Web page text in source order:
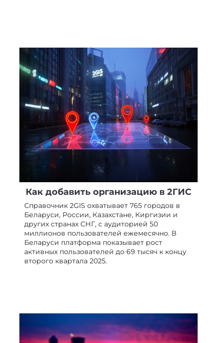
Как добавить организацию в 2ГИС
Справочник 2GIS охватывает 765 городов в
Беларуси, России, Казахстане, Киргизии и
других странах СНГ, с аудиторией 50
миллионов пользователей ежемесячно. В
Беларуси платформа показывает рост
активных пользователей до 69 тысяч к концу
второго квартала 2025.